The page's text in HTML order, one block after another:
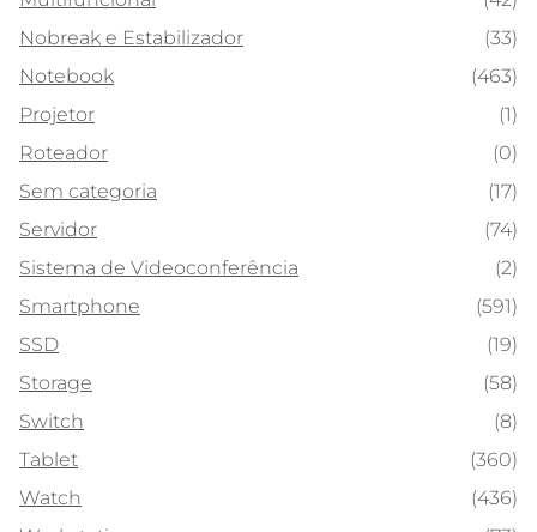
Nobreak e Estabilizador
(33)
Notebook
(463)
Projetor
(1)
Roteador
(0)
Sem categoria
(17)
Servidor
(74)
Sistema de Videoconferência
(2)
Smartphone
(591)
SSD
(19)
Storage
(58)
Switch
(8)
Tablet
(360)
Watch
(436)